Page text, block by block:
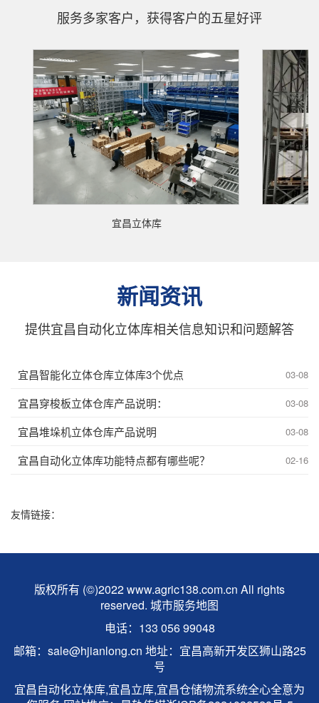
服务多家客户，获得客户的五星好评
宜昌立体库
新闻资讯
提供宜昌自动化立体库相关信息知识和问题解答
宜昌智能化立体仓库立体库3个优点 03-08
宜昌穿梭板立体仓库产品说明： 03-08
宜昌堆垛机立体仓库产品说明 03-08
宜昌自动化立体库功能特点都有哪些呢？ 02-16
友情链接：
版权所有 (©)2022 www.agric138.com.cn All rights
reserved. 城市服务地图
电话：133 056 99048
邮箱：sale@hjianlong.cn 地址：宜昌高新开发区狮山路25
号
宜昌自动化立体库,宜昌立库,宜昌仓储物流系统全心全意为